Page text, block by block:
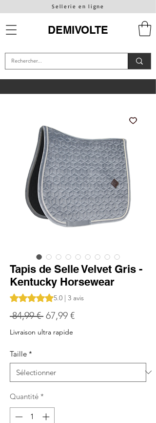
Sellerie en ligne
DEMIVOLTE
Tapis de Selle Velvet Gris -
Kentucky Horsewear
La note est de 5.0 sur cinq étoiles selon 3
5.0 | 3 avis
84,99 € Prix
original
67,99 €Prix
Livraison ultra rapide
Taille *
Quantité *